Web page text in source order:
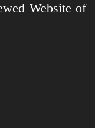
Website of